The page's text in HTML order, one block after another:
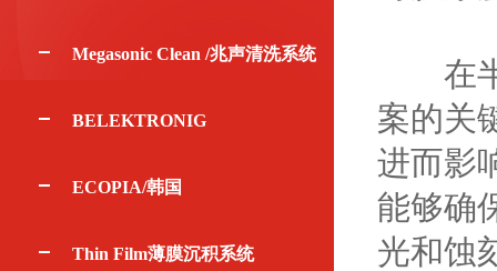
Megasonic Clean /兆声清洗系统
BELEKTRONIG
ECOPIA/韩国
Thin Film薄膜沉积系统
在半
案的关
进而影
能够确
光和蚀